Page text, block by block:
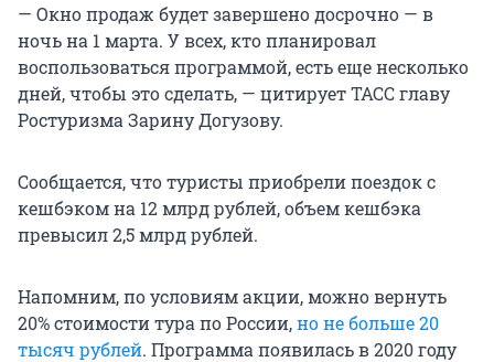
— Окно продаж будет завершено досрочно — в
ночь на 1 марта. У всех, кто планировал
воспользоваться программой, есть еще несколько
дней, чтобы это сделать, — цитирует ТАСС главу
Ростуризма Зарину Догузову.
Сообщается, что туристы приобрели поездок с
кешбэком на 12 млрд рублей, объем кешбэка
превысил 2,5 млрд рублей.
Напомним, по условиям акции, можно вернуть
20% стоимости тура по России,но не больше 20
тысяч рублей. Программа появилась в 2020 году